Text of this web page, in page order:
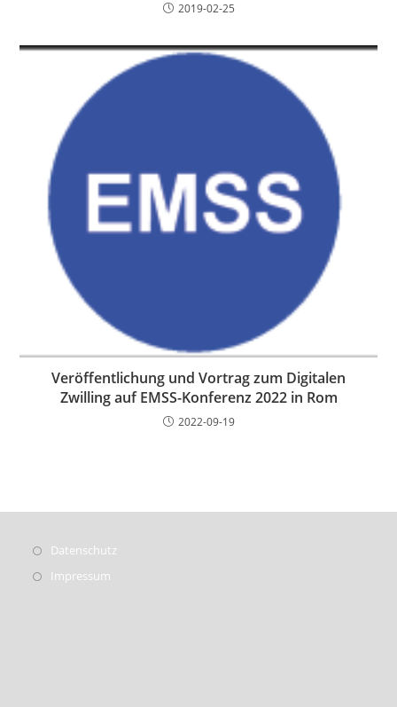
2019-02-25
Veröffentlichung und Vortrag zum Digitalen
Zwilling auf EMSS-Konferenz 2022 in Rom
2022-09-19
Datenschutz
Impressum